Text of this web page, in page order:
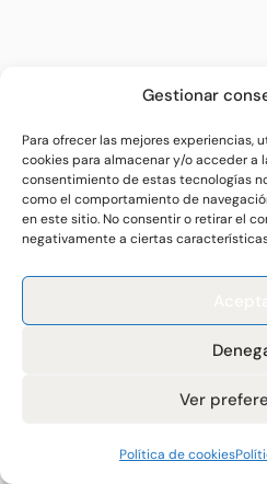
Gestionar
Para ofrecer las mejores experiencias,
cookies para almacenar y/o acceder a
consentimiento de estas tecnologías
como el comportamiento de
en este sitio. No consentir o retirar el
negativamente a ciertas
Ver
Política de cookies
Cuando el responsable haya
personales de los cuales el
de supresión, el responsable
tecnología disponible y el coste
razonables para comunicar a los
esa información de la solicitud de
como de cualquier enlace a esos
Este derecho se verá limitado
cumplimiento de alguna